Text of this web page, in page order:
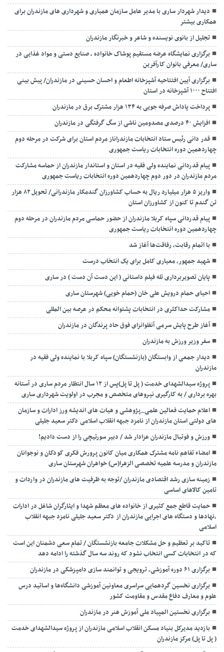
دیدار شهردار ساری با مدیر عامل سازمان همیاری و شهرداری های مازندران برای
همکاری بیشتر
تجلیل از بانوی نویسنده و شاعر و خبرنگار مازندران
برگزاری نمایشگاه عرضه مستقیم پوشاک خانواده ، صنایع دستی و مواد غذایی در
ساری/ معرفی بانوان کارآفرین
برگزاری آیین افتتاحیه آشپزخانه اطعام و احسان حسینی در مازندران/ پیش بینی
افتتاح ۱۰۰۰ آشپزخانه در استان
پرداخت پاداش صرفه جویی به ۱۳۴ هزار مشترک برق در مازندران
افزایش ۴۰ درصدی مصدومین ناشی از سگ گرفتگی در مازندران
قدر دانی رئیس ستاد انتخابات مازندراناز مردم استان برای شرکت در مرحله دوم
چهاردهمین دوره انتخابات ریاست جمهوری
پیام قدردانی نماینده ولی فقیه در استان و استاندار مازندران از حماسه مشارکت
مردم مازندران در دور دوم چهاردهمین دوره انتخابات ریاست جمهوری
واریز ۵ هزار میلیارد ریال به حساب کشاورزان گندمکار مازندرانی/ تحویل ۸۲ هزار
تن گندم تا کنون از کشاورزان استان
پیام قدردانی سپاه کربلا مازندران از حضور حماسی مردم مازندران در مرحله دوم
چهاردهمین دوره انتخابات ریاست جمهوری
با اتمام رقابت، رفاقت‌ها آغاز شد
شهید جمهور، معیاری کامل برای یک انتخاب درست
پایان تصویربرداری تله فیلم داستانی ( این دست آن دست ) در ساری
احیای حمام درویش علی خان (حمام خویی) شهرستان ساری
مشارکت حداکثری در انتخابات پشتوانه محکم در عرصه بین المللی
آغاز طرح پایش سرمی آنفلوانزای فوق حاد پرندگان در مازندران
سفر وزیر ورزش به مازندران
دیدار جمعی از وابستگان (بازنشستگان) سپاه کربلا با نماینده ولی فقیه در
مازندران
پروژه سیدالشهدای خدمت ( پل تا پل)پس از ۱۲ سال انتظار مردم ساری در آستانه
بهره برداری / به کارگیری نیروهای متخصص و مجرب در اولویت شهرداری ساری
اعلام حمایت فعالین علمی_پژوهشی و هیات های اندیشه ورز ادارات و سازمان
های دولتی استان مازندران از نامزد جبهه انقلاب اسلامی دکتر سعید جلیلی
ورزش و فوتبال مازندران عزادار شد / دبیر سورتیچی را از دست دادیم!
امضاء تفاهم نامه مشترک همکاری میان کانون پرورش فکری کودکان و نوجوانان
مازندران و مدرسه علمیه تخصصی الزهرا(س) خواهران شهرستان ساری
زمینه سازی رشد اقتصادی مازندران /توجه به ظرفیت های مازندران در واردات و
تامین کالاهای اساسی
حمایت قاطع جمع کثیری از خانواده های معظم شهدا و ایثارگران شاغل در ادارات
،نهادها و دستگاه های اجرایی مازندران از دکتر سعید جلیلی نامزد جبهه انقلاب
اسلامی
تاکید بر تعظیم و حل مشکلات جامعه بازنشستگان / تمام سعی دشمنان این است
که در انتخابات کسی انتخاب نشود که روند سه سال گذشته را ادامه دهد
برگزاری ۶۱ دوره آموزشی، ترویجی و توانمند سازی دامپزشکی در مازندران
برگزاری نخسین گردهمایی سراسری معاونین آموزشی دانشگاه‌ها و اساتید درس
علوم و معارف دفاع مقدس و مقاومت کشور
برگزاری نخستین المپیاد ملی آموزش هنر در مازندران
بازدید مدیرکل بنیاد مسکن انقلاب اسلامی مازندران از پروژه سیدالشهدای خدمت
( پل تا پل) مرکز مازندران